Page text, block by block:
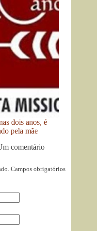
dois anos, é
pela mãe
comentário
Campos obrigatórios